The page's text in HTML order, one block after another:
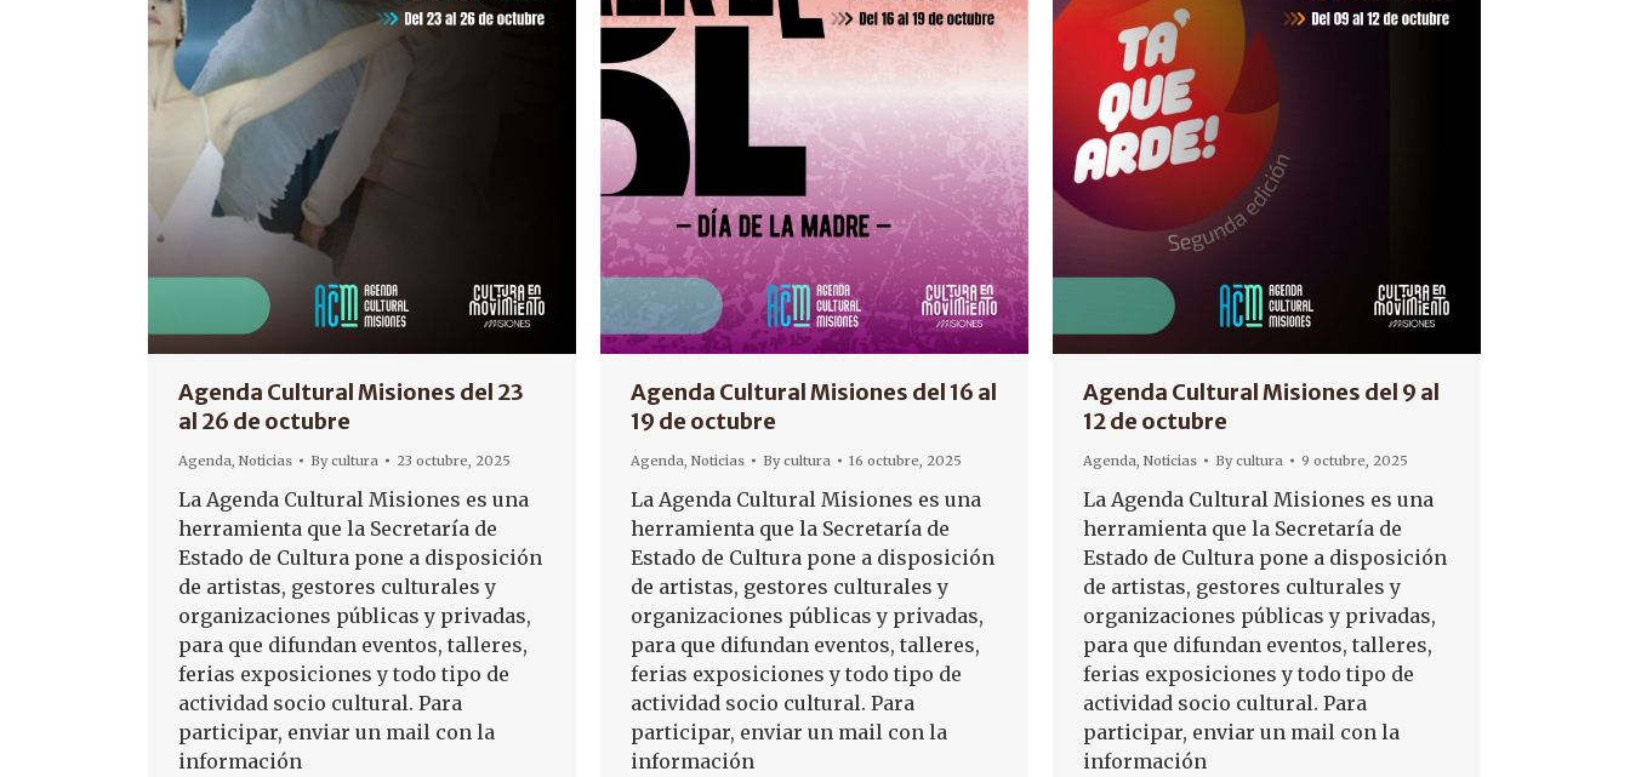
Agenda Cultural Misiones del 23
al 26 de octubre
Agenda, Noticias Bycultura 23 octubre, 2025
La Agenda Cultural Misiones es una
herramienta que la Secretaría de
Estado de Cultura pone a disposición
de artistas, gestores culturales y
organizaciones públicas y privadas,
para que difundan eventos, talleres,
ferias exposiciones y todo tipo de
actividad socio cultural. Para
participar, enviar un mail con la
información
Agenda Cultural Misiones del 16 al
19 de octubre
Agenda, Noticias Bycultura 16 octubre, 2025
La Agenda Cultural Misiones es una
herramienta que la Secretaría de
Estado de Cultura pone a disposición
de artistas, gestores culturales y
organizaciones públicas y privadas,
para que difundan eventos, talleres,
ferias exposiciones y todo tipo de
actividad socio cultural. Para
participar, enviar un mail con la
información
Agenda Cultural Misiones del 9 al
12 de octubre
Agenda, Noticias Bycultura 9 octubre, 2025
La Agenda Cultural Misiones es una
herramienta que la Secretaría de
Estado de Cultura pone a disposición
de artistas, gestores culturales y
organizaciones públicas y privadas,
para que difundan eventos, talleres,
ferias exposiciones y todo tipo de
actividad socio cultural. Para
participar, enviar un mail con la
información